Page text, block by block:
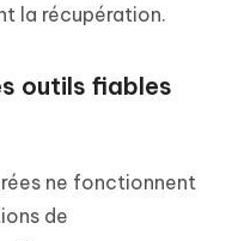
la récupération.
outils fiables
ne fonctionnent
de